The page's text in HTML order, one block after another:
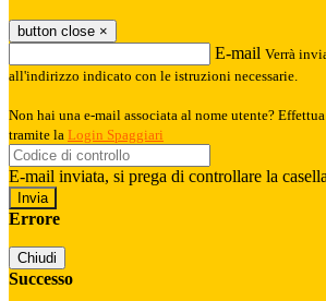
button close ×
E-mail Verrà
all'indirizzo indicato con le istruzioni necessarie.
Non hai una e-mail associata al nome utente?
tramite la Login Spaggiari
E-mail inviata, si prega di controllare la
Errore
Chiudi
Successo